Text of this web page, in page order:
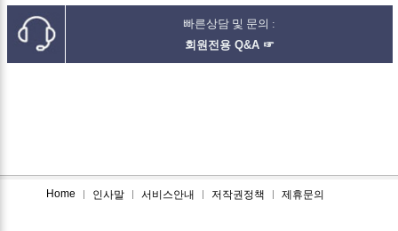
빠른상담 및 문의 :
회원전용 Q&A ☞
Home 인사말 서비스안내 저작권정책 제휴문의